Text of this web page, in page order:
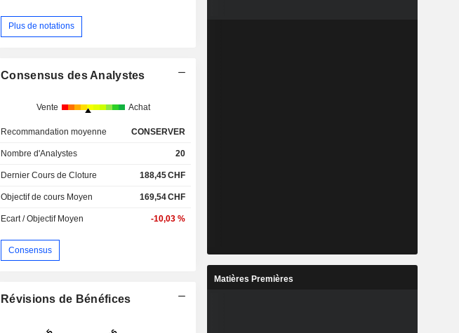
Plus de notations
Consensus des Analystes
Vente Achat
Recommandation moyenne CONSERVER
Nombre d'Analystes 20
Dernier Cours de Cloture 188,45CHF
Objectif de cours Moyen 169,54CHF
Ecart / Objectif Moyen -10,03 %
Consensus
Révisions de Bénéfices
Matières Premières